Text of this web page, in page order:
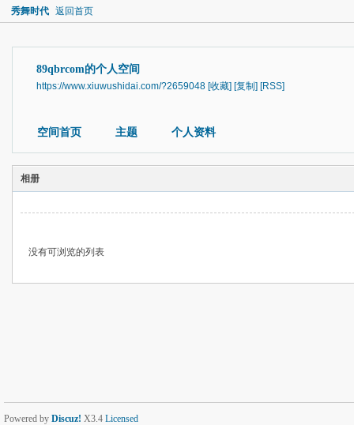
秀舞时代 返回首页
89qbrcom的个人空间
https://www.xiuwushidai.com/?2659048 [收藏] [复制] [RSS]
空间首页 主题 个人资料
相册
没有可浏览的列表
Powered by Discuz! X3.4 Licensed